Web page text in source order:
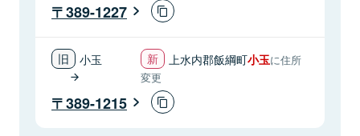
389-1227
小玉 上水内郡飯綱町小玉に住所
変更
389-1215